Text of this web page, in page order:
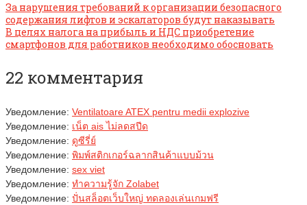
За нарушения требований к организации безопасного
содержания лифтов и эскалаторов будут наказывать
В целях налога на прибыль и НДС приобретение
смартфонов для работников необходимо обосновать
22 комментария
Уведомление: Ventilatoare ATEX pentru medii explozive
Уведомление: เน็ต ais ไม่ลดสปีด
Уведомление: ดูซีรี่ย์
Уведомление: พิมพ์สติกเกอร์ฉลากสินค้าแบบม้วน
Уведомление: sex viet
Уведомление: ทำความรู้จัก Zolabet
Уведомление: ปั่นสล็อตเว็บใหญ่ ทดลองเล่นเกมฟรี